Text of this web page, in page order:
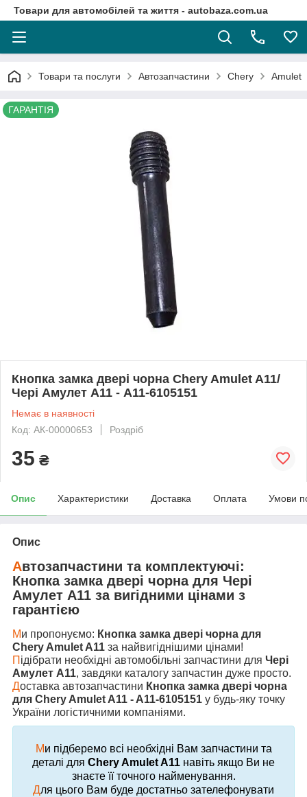
Товари для автомобілей та життя - autobaza.com.ua
Товари та послуги Автозапчастини Chery Amulet
ГАРАНТІЯ
Кнопка замка двері чорна Chery Amulet A11/
Чері Амулет А11 - A11-6105151
Немає в наявності
Код: АК-00000653
Роздріб
35 ₴
Опис Характеристики Доставка Оплата Умови
Опис
Автозапчастини та комплектуючі:
Кнопка замка двері чорнадля Чері
Амулет А11 за вигідними цінами з
гарантією
Ми пропонуємо: Кнопка замка двері чорна для
Chery Amulet A11 за найвигіднішими цінами!
П ідібрати необхідні автомобільні запчастини для Чері
Амулет А11, завдяки каталогу запчастин дуже просто.
Доставка автозапчастини Кнопка замка двері чорна
для Chery Amulet A11 - A11-6105151 у будь-яку точку
України логістичними компаніями.
Ми підберемо всі необхідні Вам запчастини та
деталі для Chery Amulet A11 навіть якщо Ви не
знаєте її точного найменування.
Для цього Вам буде достатньо зателефонувати